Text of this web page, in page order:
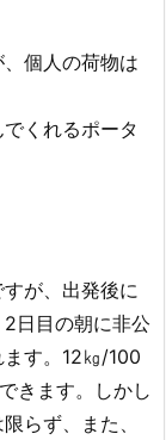
個人の荷物は
くれるポータ
が、出発後に
日目の朝に非公
す。12㎏/100
きます。しかし
らず、また、